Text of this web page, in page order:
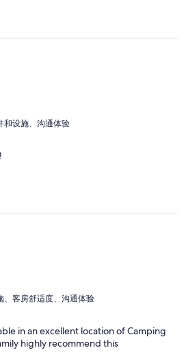
和设施、沟通体验
、客房舒适度、沟通体验
in an excellent location of Camping
highly recommend this